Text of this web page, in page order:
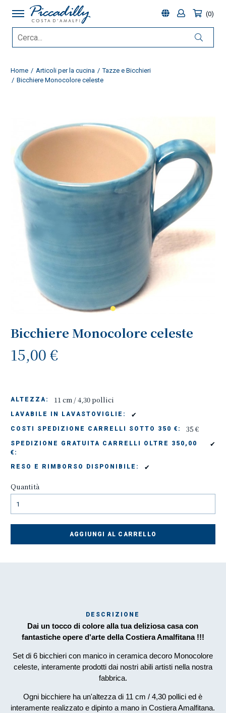
0
Home Articoli per la cucina
Tazze e Bicchieri
Bicchiere Monocolore celeste
Bicchiere Monocolore celeste
15,00 €
ALTEZZA: 11 cm / 4,30 pollici
LAVABILE IN LAVASTOVIGLIE: ✔
COSTI SPEDIZIONE CARRELLI SOTTO 350 €: 35 €
SPEDIZIONE GRATUITA CARRELLI OLTRE 350,00
€:
✔
RESO E RIMBORSO DISPONIBILE: ✔
Quantità
AGGIUNGI AL CARRELLO
DESCRIZIONE
Dai un tocco di colore alla tua deliziosa casa con
fantastiche opere d'arte della Costiera Amalfitana !!!
Set di 6 bicchieri con manico in ceramica decoro Monocolore
celeste, interamente prodotti dai nostri abili artisti nella nostra
fabbrica.
Ogni bicchiere ha un'altezza di 11 cm / 4,30 pollici ed è
interamente realizzato e dipinto a mano in Costiera Amalfitana.